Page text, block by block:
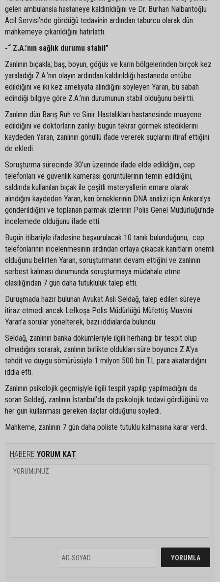
gelen ambulansla hastaneye kaldırıldığını ve Dr. Burhan Nalbantoğlu
Acil Servisi’nde gördüğü tedavinin ardından taburcu olarak dün
mahkemeye çıkarıldığını hatırlattı.
-“ Z.A.’nın sağlık durumu stabil”
Zanlının bıçakla; baş, boyun, göğüs ve karın bölgelerinden birçok kez
yaraladığı Z.A.’nın olayın ardından kaldırıldığı hastanede entübe
edildiğini ve iki kez ameliyata alındığını söyleyen Yaran, bu sabah
edindiği bilgiye göre Z.A.’nın durumunun stabil olduğunu belirtti.
Zanlının dün Barış Ruh ve Sinir Hastalıkları hastanesinde muayene
edildiğini ve doktorların zanlıyı bugün tekrar görmek istediklerini
kaydeden Yaran, zanlının gönüllü ifade vererek suçlarını itiraf ettiğini
de ekledi.
Soruşturma sürecinde 30’un üzerinde ifade elde edildiğini, cep
telefonları ve güvenlik kamerası görüntülerinin temin edildiğini,
saldırıda kullanılan bıçak ile çeşitli materyallerin emare olarak
alındığını kaydeden Yaran, kan örneklerinin DNA analizi için Ankara’ya
gönderildiğini ve toplanan parmak izlerinin Polis Genel Müdürlüğü’nde
incelemede olduğunu ifade etti.
Bugün itibariyle ifadesine başvurulacak 10 tanık bulunduğunu, cep
telefonlarının incelenmesinin ardından ortaya çıkacak kanıtların önemli
olduğunu belirten Yaran, soruşturmanın devam ettiğini ve zanlının
serbest kalması durumunda soruşturmaya müdahale etme
olasılığından 7 gün daha tutukluluk talep etti.
Duruşmada hazır bulunan Avukat Aslı Seldağ, talep edilen süreye
itiraz etmedi ancak Lefkoşa Polis Müdürlüğü Müfettiş Muavini
Yaran’a sorular yönelterek, bazı iddialarda bulundu.
Seldağ, zanlının banka dökümleriyle ilgili herhangi bir tespit olup
olmadığını sorarak, zanlının birlikte oldukları süre boyunca Z.A’ya
tehdit ve duygu sömürüsüyle 1 milyon 500 bin TL para akatardığını
iddia etti.
Zanlının psikolojik geçmişiyle ilgili tespit yapılıp yapılmadığını da
soran Seldağ, zanlının İstanbul’da da psikolojik tedavi gördüğünü ve
her gün kullanması gereken ilaçlar olduğunu söyledi.
Mahkeme, zanlının 7 gün daha poliste tutuklu kalmasına karar verdi.
HABERE YORUM KAT